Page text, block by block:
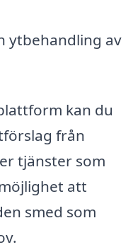
ytbehandling av
kan du
från
tjänster som
att
smed som